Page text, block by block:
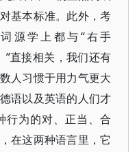
基本标准。此外，考
源学上都与“右手
”直接相关，我们还有
人习惯于用力气更大
语以及英语的人们才
行为的对、正当、合
在这两种语言里，它